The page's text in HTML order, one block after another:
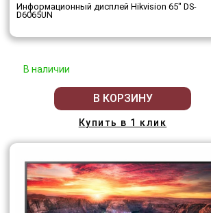
Информационный дисплей Hikvision 65" DS-
D6065UN
В наличии
В КОРЗИНУ
Купить в 1 клик